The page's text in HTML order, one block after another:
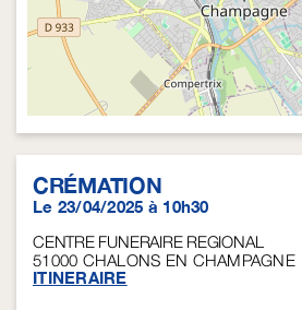
CRÉMATION
Le 23/04/2025 à 10h30
CENTRE FUNERAIRE REGIONAL
51000 CHALONS EN CHAMPAGNE
ITINERAIRE